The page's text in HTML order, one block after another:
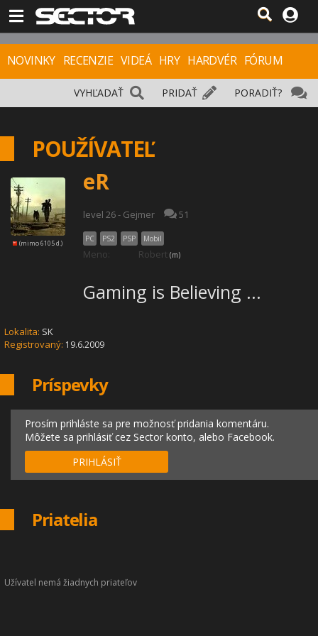
NOVINKY RECENZIE VIDEÁ HRY HARDVÉR FÓRUM
PORADIŤ?
PRIDAŤ
VYHĽADAŤ
POUŽÍVATEĽ
(mimo 6105 d.)
eR
level 26 - Gejmer 51
PC PS2 PSP Mobil
Meno: Robert (m)
Gaming is Believing ...
Lokalita: SK
Registrovaný: 19.6.2009
Príspevky
Prosím prihláste sa pre možnosť pridania komentáru.
Môžete sa prihlásiť cez Sector konto, alebo Facebook.
PRIHLÁSIŤ
Priatelia
Užívatel nemá žiadnych priateľov